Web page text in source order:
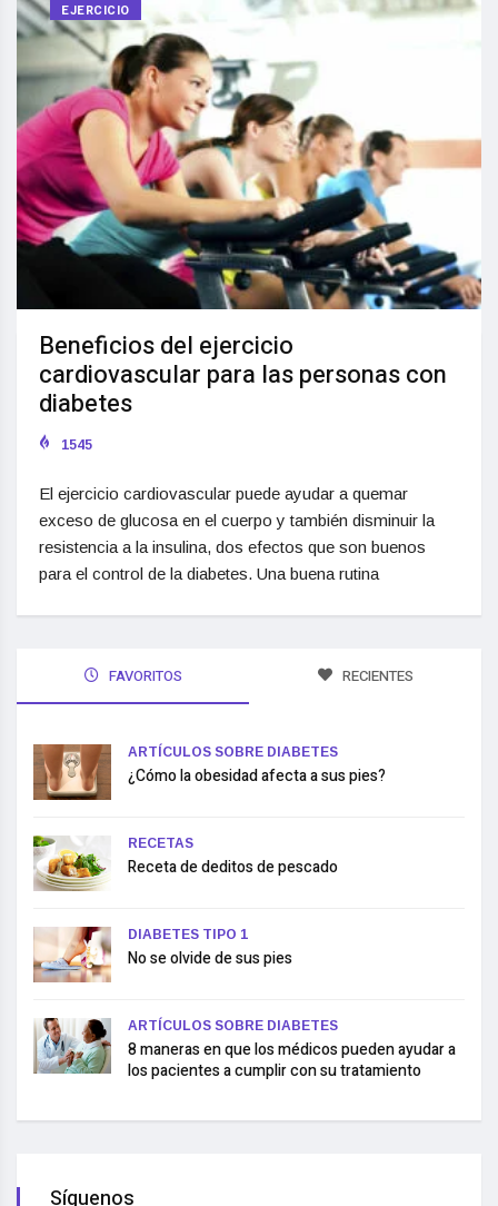
EJERCICIO
Beneficios del ejercicio
cardiovascular para las personas con
diabetes
1545
El ejercicio cardiovascular puede ayudar a quemar
exceso de glucosa en el cuerpo y también disminuir la
resistencia a la insulina, dos efectos que son buenos
para el control de la diabetes. Una buena rutina
FAVORITOS RECIENTES
ARTÍCULOS SOBRE DIABETES
¿Cómo la obesidad afecta a sus pies?
RECETAS
Receta de deditos de pescado
DIABETES TIPO 1
No se olvide de sus pies
ARTÍCULOS SOBRE DIABETES
8 maneras en que los médicos pueden ayudar a
los pacientes a cumplir con su tratamiento
Síguenos